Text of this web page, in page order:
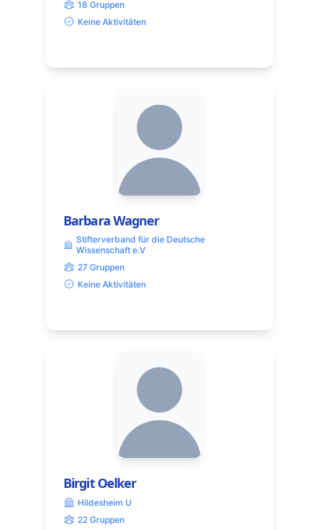
18 Gruppen
Keine Aktivitäten
Barbara Wagner
Stifterverband für die Deutsche
Wissenschaft e.V
27 Gruppen
Keine Aktivitäten
Birgit Oelker
Hildesheim U
22 Gruppen